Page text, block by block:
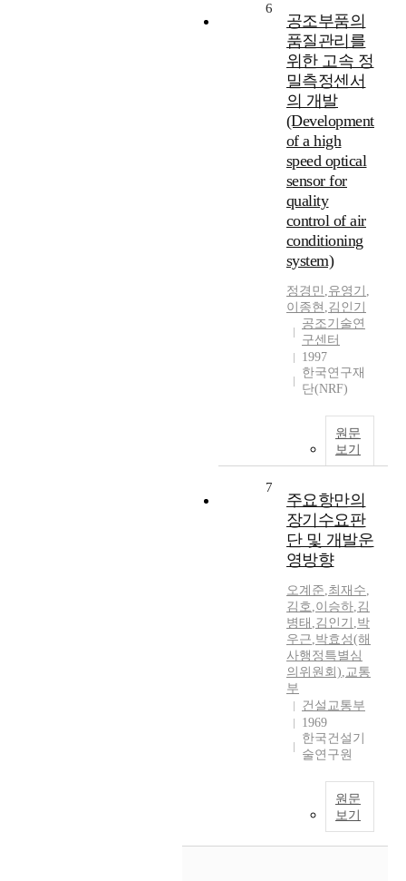
6
공조부품의
품질관리를
위한 고속 정
밀측정센서
의 개발
(Development
of a high
speed optical
sensor for
quality
control of air
conditioning
system)
정경민 ,유영기 ,
이종현 ,김인기
공조기술연
구센터
1997
한국연구재
단(NRF)
원문
보기
7
주요항만의
장기수요판
단 및 개발운
영방향
오계준,최재수,
김호,이승하,김
병태 ,김인기 ,박
우근,박효성(해
사행정특별심
의위원회),교통
부
건설교통부
1969
한국건설기
술연구원
원문
보기